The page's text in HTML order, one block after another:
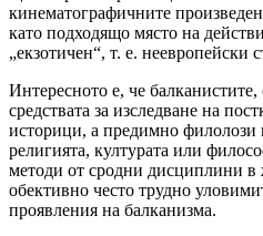
кинематографичните
като подходящо място на
„екзотичен“, т. е. неевропейски
Интересното е, че
средствата за изследване на
историци, а предимно филолози
религията, културата или
методи от сродни дисциплини в
обективно често трудно
проявления на балканизма.